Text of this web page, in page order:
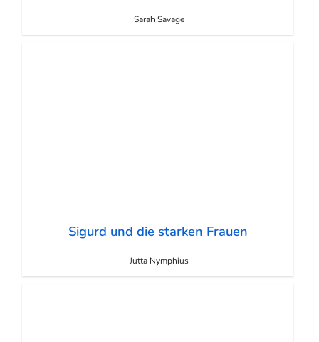
Sarah Savage
Sigurd und die starken Frauen
Jutta Nymphius